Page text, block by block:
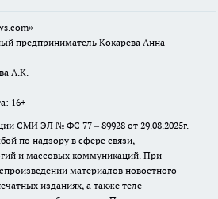
предприниматель Кокарева Анна
А.К.
16+
СМИ ЭЛ № ФС 77 – 89928 от 29.08.2025г.
по надзору в сфере связи,
и массовых коммуникаций. При
материалов новостного
изданиях, а также теле-